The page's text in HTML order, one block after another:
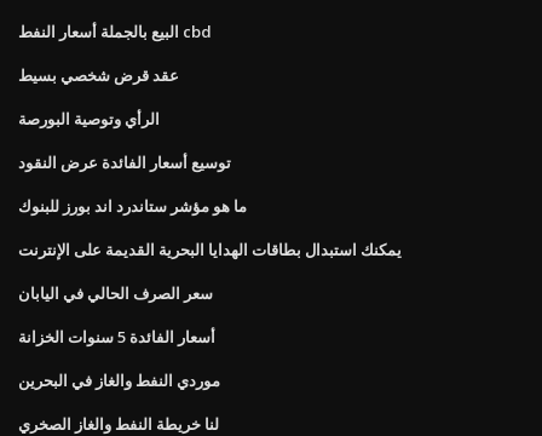
البيع بالجملة أسعار النفط cbd
عقد قرض شخصي بسيط
الرأي وتوصية البورصة
توسيع أسعار الفائدة عرض النقود
ما هو مؤشر ستاندرد اند بورز للبنوك
يمكنك استبدال بطاقات الهدايا البحرية القديمة على الإنترنت
سعر الصرف الحالي في اليابان
أسعار الفائدة 5 سنوات الخزانة
موردي النفط والغاز في البحرين
لنا خريطة النفط والغاز الصخري